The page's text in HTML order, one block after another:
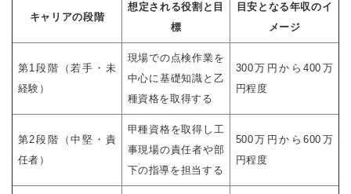
キャリアの段階
想定される役割と目
標
目安となる年収のイ
メージ
第1段階（若手・未
経験）
現場での点検作業を
中心に基礎知識と乙
種資格を取得する
300万円から400万
円程度
第2段階（中堅・責
任者）
甲種資格を取得し工
事現場の責任者や部
下の指導を担当する
500万円から600万
円程度